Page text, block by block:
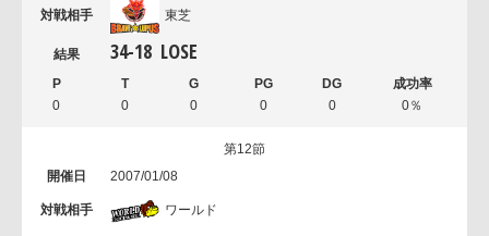
東芝
34-18 LOSE
0 0 0 0 0 0％
第12節
2007/01/08
ワールド